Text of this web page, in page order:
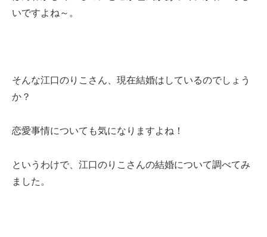
いですよね～。
そんな江口のりこさん、現在結婚はしているのでしょう
か？
恋愛事情についても気になりますよね！
というわけで、江口のりこさんの結婚について調べてみ
ました。